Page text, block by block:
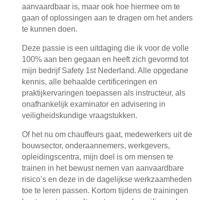
aanvaardbaar is, maar ook hoe hiermee om te
gaan of oplossingen aan te dragen om het anders
te kunnen doen.
Deze passie is een uitdaging die ik voor de volle
100% aan ben gegaan en heeft zich gevormd tot
mijn bedrijf Safety 1st Nederland. Alle opgedane
kennis, alle behaalde certificeringen en
praktijkervaringen toepassen als instructeur, als
onafhankelijk examinator en advisering in
veiligheidskundige vraagstukken.
Of het nu om chauffeurs gaat, medewerkers uit de
bouwsector, onderaannemers, werkgevers,
opleidingscentra, mijn doel is om mensen te
trainen in het bewust nemen van aanvaardbare
risico’s en deze in de dagelijkse werkzaamheden
toe te leren passen. Kortom tijdens de trainingen